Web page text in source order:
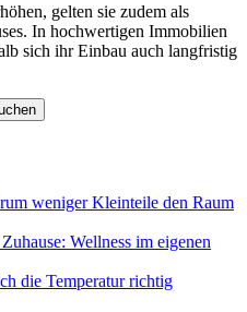
gelten sie zudem als
In hochwertigen Immobilien
sich ihr Einbau auch langfristig
weniger Kleinteile den Raum
Wellness im eigenen
die Temperatur richtig